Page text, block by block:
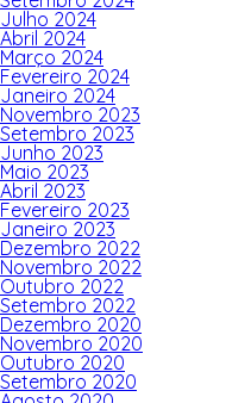
Julho 2024
Abril 2024
Março 2024
Fevereiro 2024
Janeiro 2024
Novembro 2023
Setembro 2023
Junho 2023
Maio 2023
Abril 2023
Fevereiro 2023
Janeiro 2023
Dezembro 2022
Novembro 2022
Outubro 2022
Setembro 2022
Dezembro 2020
Novembro 2020
Outubro 2020
Setembro 2020